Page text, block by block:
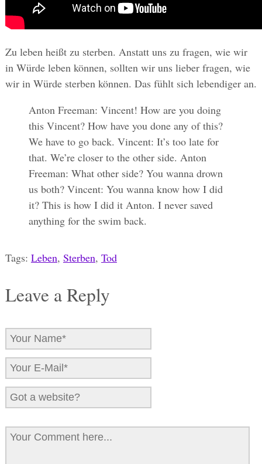
Zu leben heißt zu sterben. Anstatt uns zu fragen, wie wir
in Würde leben können, sollten wir uns lieber fragen, wie
wir in Würde sterben können. Das fühlt sich lebendiger an.
Anton Freeman: Vincent! How are you doing
this Vincent? How have you done any of this?
We have to go back. Vincent: It’s too late for
that. We’re closer to the other side. Anton
Freeman: What other side? You wanna drown
us both? Vincent: You wanna know how I did
it? This is how I did it Anton. I never saved
anything for the swim back.
Tags: Leben, Sterben, Tod
Leave a Reply